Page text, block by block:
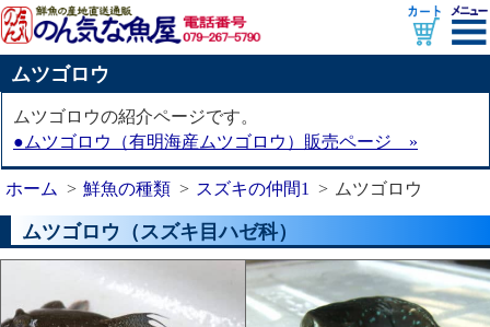
ムツゴロウ
ムツゴロウの紹介ページです。
●ムツゴロウ（有明海産ムツゴロウ）販売ページ »
ホーム 鮮魚の種類 スズキの仲間1 ムツゴロウ
ムツゴロウ（スズキ目ハゼ科）